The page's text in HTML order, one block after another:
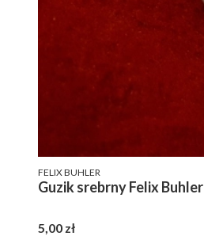
PRODUCENT
FELIX BUHLER
Guzik srebrny Felix Buhler
Cena
5,00 zł